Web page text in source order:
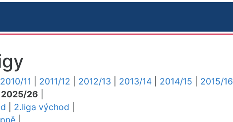
2010/11 2011/12 2012/13 2013/14 2014/15 2015/16
2025/26
2.liga východ